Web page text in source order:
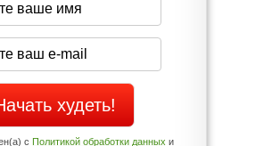
поддержки
421-77-27